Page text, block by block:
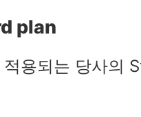
plan
적용되는 당사의